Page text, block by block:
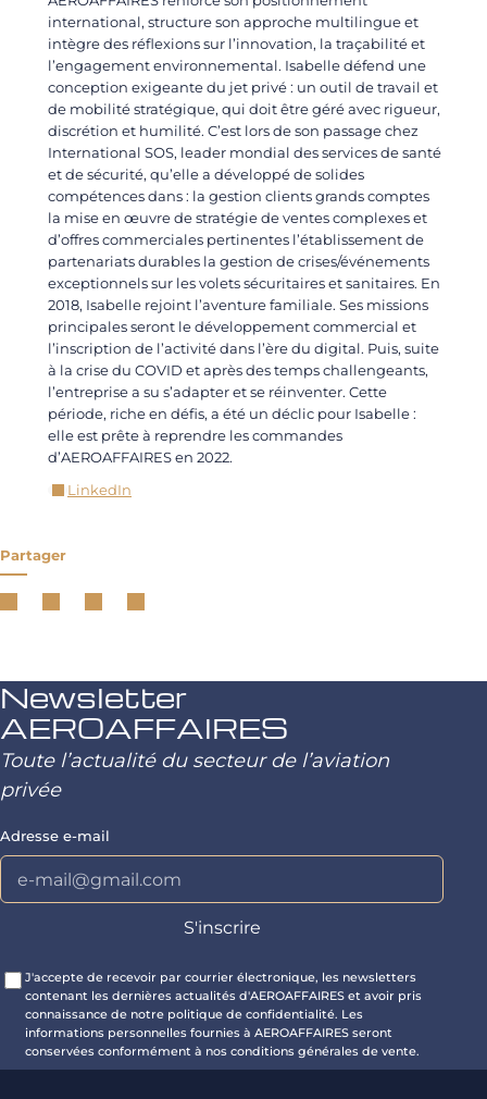
international, structure son approche multilingue et
intègre des réflexions sur l’innovation, la traçabilité et
l’engagement environnemental. Isabelle défend une
conception exigeante du jet privé : un outil de travail et
de mobilité stratégique, qui doit être géré avec rigueur,
discrétion et humilité. C’est lors de son passage chez
International SOS, leader mondial des services de santé
et de sécurité, qu’elle a développé de solides
compétences dans : la gestion clients grands comptes
la mise en œuvre de stratégie de ventes complexes et
d’offres commerciales pertinentes l’établissement de
partenariats durables la gestion de crises/événements
exceptionnels sur les volets sécuritaires et sanitaires. En
2018, Isabelle rejoint l’aventure familiale. Ses missions
principales seront le développement commercial et
l’inscription de l’activité dans l’ère du digital. Puis, suite
à la crise du COVID et après des temps challengeants,
l’entreprise a su s’adapter et se réinventer. Cette
période, riche en défis, a été un déclic pour Isabelle :
elle est prête à reprendre les commandes
d’AEROAFFAIRES en 2022.
LinkedIn
Partager
Newsletter
AEROAFFAIRES
Toute l’actualité du secteur de l’aviation
privée
Adresse e-mail
J'accepte de recevoir par courrier électronique, les newsletters
contenant les dernières actualités d'AEROAFFAIRES et avoir pris
connaissance de notre politique de confidentialité. Les
informations personnelles fournies à AEROAFFAIRES seront
conservées conformément à nos conditions générales de vente.